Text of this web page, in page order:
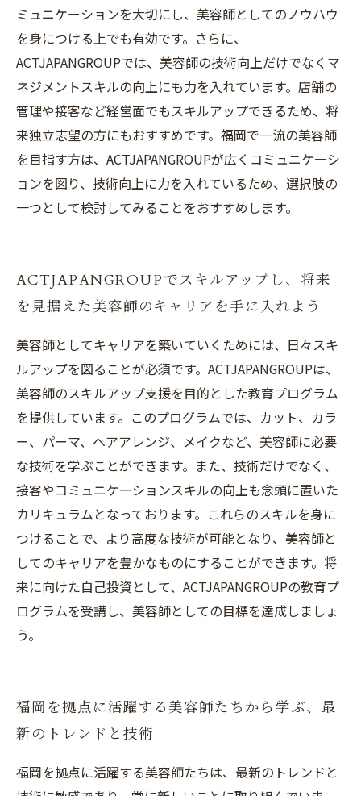
ミュニケーションを大切にし、美容師としてのノウハウ
を身につける上でも有効です。さらに、
ACTJAPANGROUPでは、美容師の技術向上だけでなくマ
ネジメントスキルの向上にも力を入れています。店舗の
管理や接客など経営面でもスキルアップできるため、将
来独立志望の方にもおすすめです。福岡で一流の美容師
を目指す方は、ACTJAPANGROUPが広くコミュニケーシ
ョンを図り、技術向上に力を入れているため、選択肢の
一つとして検討してみることをおすすめします。
ACTJAPANGROUPでスキルアップし、将来
を見据えた美容師のキャリアを手に入れよう
美容師としてキャリアを築いていくためには、日々スキ
ルアップを図ることが必須です。ACTJAPANGROUPは、
美容師のスキルアップ支援を目的とした教育プログラム
を提供しています。このプログラムでは、カット、カラ
ー、パーマ、ヘアアレンジ、メイクなど、美容師に必要
な技術を学ぶことができます。また、技術だけでなく、
接客やコミュニケーションスキルの向上も念頭に置いた
カリキュラムとなっております。これらのスキルを身に
つけることで、より高度な技術が可能となり、美容師と
してのキャリアを豊かなものにすることができます。将
来に向けた自己投資として、ACTJAPANGROUPの教育プ
ログラムを受講し、美容師としての目標を達成しましょ
う。
福岡を拠点に活躍する美容師たちから学ぶ、最
新のトレンドと技術
福岡を拠点に活躍する美容師たちは、最新のトレンドと